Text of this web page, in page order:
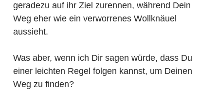
geradezu auf ihr Ziel zurennen, während Dein
Weg eher wie ein verworrenes Wollknäuel
aussieht.
Was aber, wenn ich Dir sagen würde, dass Du
einer leichten Regel folgen kannst, um Deinen
Weg zu finden?